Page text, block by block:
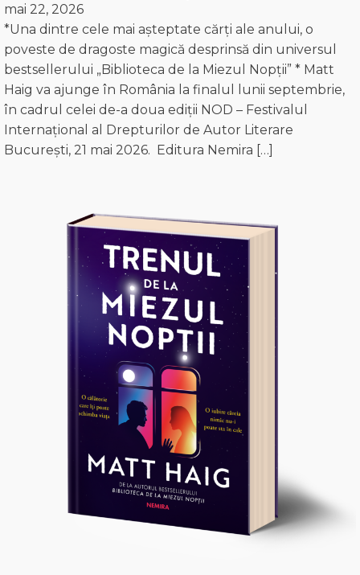
mai 22, 2026
*Una dintre cele mai așteptate cărți ale anului, o
poveste de dragoste magică desprinsă din universul
bestsellerului „Biblioteca de la Miezul Nopții” * Matt
Haig va ajunge în România la finalul lunii septembrie,
în cadrul celei de-a doua ediții NOD – Festivalul
Internațional al Drepturilor de Autor Literare
București, 21 mai 2026. Editura Nemira […]